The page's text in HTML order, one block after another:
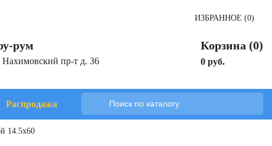
ИЗБРАННОЕ (0)
рум
Нахимовский пр-т д. 36
Корзина (0)
0 руб.
Распродажа
14.5x60